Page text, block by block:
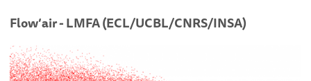
Flow’air - LMFA (ECL/UCBL/CNRS/INSA)